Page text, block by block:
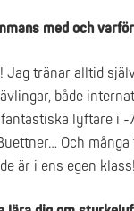
med och
tränar alltid
både
lyftare i -
Och
är i ens egen